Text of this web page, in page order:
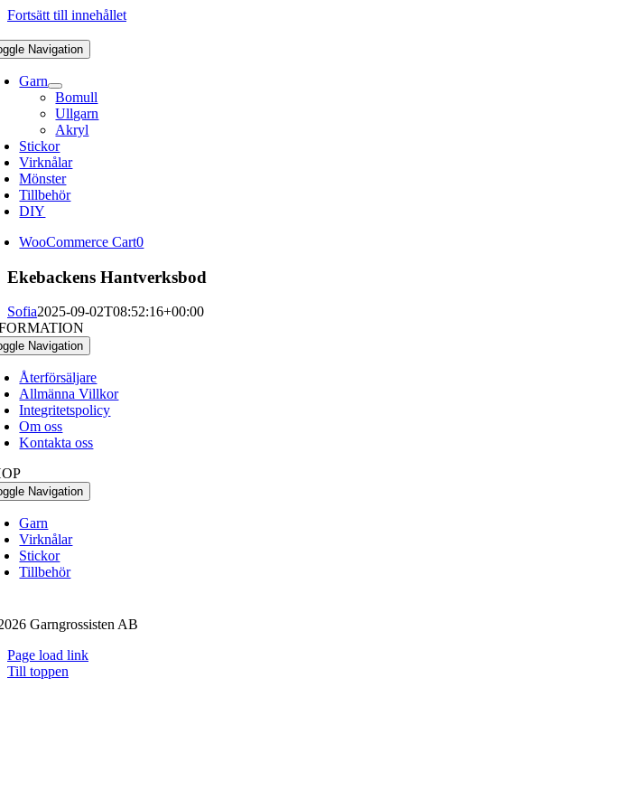
Fortsätt till innehållet
Navigation
Garn
Bomull
Ullgarn
Akryl
Stickor
Virknålar
Mönster
Tillbehör
DIY
WooCommerce Cart0
Ekebackens Hantverksbod
Sofia2025-09-02T08:52:16+00:00
Navigation
Återförsäljare
Allmänna Villkor
Integritetspolicy
Om oss
Kontakta oss
Navigation
Garn
Virknålar
Stickor
Tillbehör
Garngrossisten AB
Page load link
Till toppen